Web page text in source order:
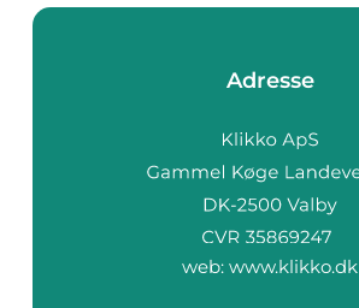
Adresse
web: www.klikko.dk